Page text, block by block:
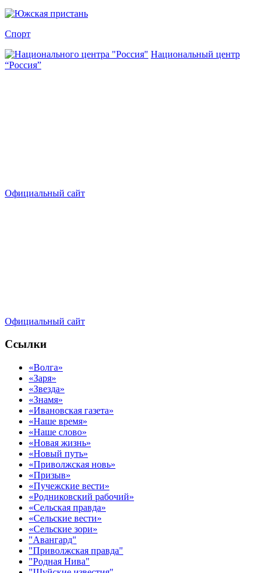
Спорт
Национальный центр
“Россия”
Официальный сайт
Официальный сайт
Ссылки
«Волга»
«Заря»
«Звезда»
«Знамя»
«Ивановская газета»
«Наше время»
«Наше слово»
«Новая жизнь»
«Новый путь»
«Приволжская новь»
«Призыв»
«Пучежские вести»
«Родниковский рабочий»
«Сельская правда»
«Сельские вести»
«Сельские зори»
"Авангард"
"Приволжская правда"
"Родная Нива"